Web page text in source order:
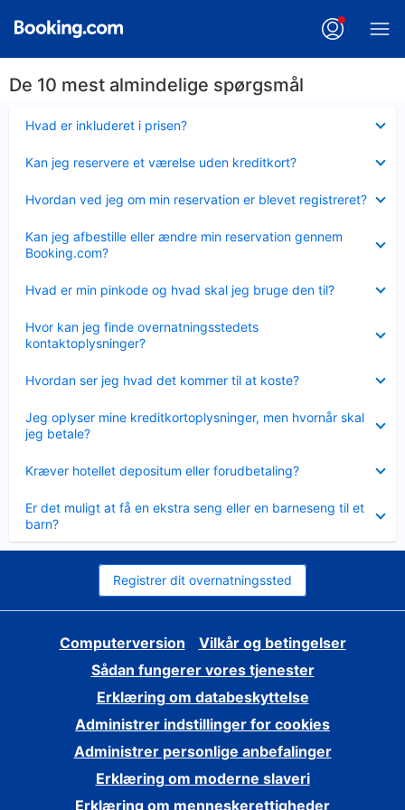
De 10 mest almindelige spørgsmål
Hvad er inkluderet i prisen?
Kan jeg reservere et værelse uden kreditkort?
Hvordan ved jeg om min reservation er blevet registreret?
Kan jeg afbestille eller ændre min reservation gennem
Booking.com?
Hvad er min pinkode og hvad skal jeg bruge den til?
Hvor kan jeg finde overnatningsstedets
kontaktoplysninger?
Hvordan ser jeg hvad det kommer til at koste?
Jeg oplyser mine kreditkortoplysninger, men hvornår skal
jeg betale?
Kræver hotellet depositum eller forudbetaling?
Er det muligt at få en ekstra seng eller en barneseng til et
barn?
Registrer dit overnatningssted
Computerversion
Vilkår og betingelser
Sådan fungerer vores tjenester
Erklæring om databeskyttelse
Administrer indstillinger for cookies
Administrer personlige anbefalinger
Erklæring om moderne slaveri
Erklæring om menneskerettigheder